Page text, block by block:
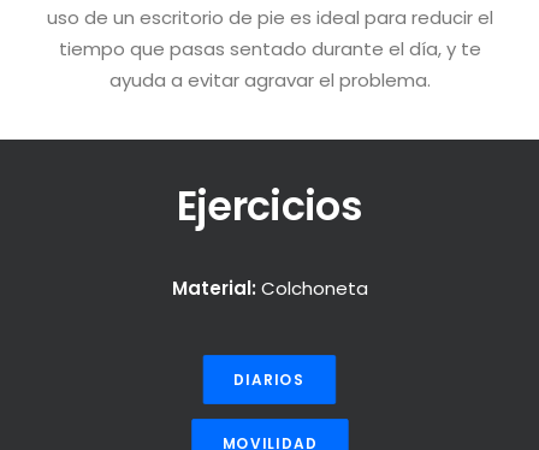
uso de un escritorio de pie es ideal para reducir el
tiempo que pasas sentado durante el día, y te
ayuda a evitar agravar el problema.
Ejercicios
Material: Colchoneta
DIARIOS
MOVILIDAD